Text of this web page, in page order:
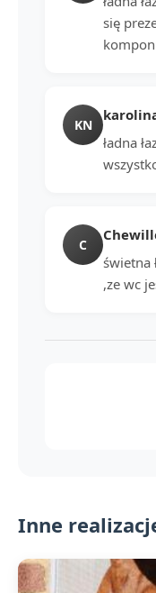
się
KN
ładna
C
świetna
,ze wc
Inne